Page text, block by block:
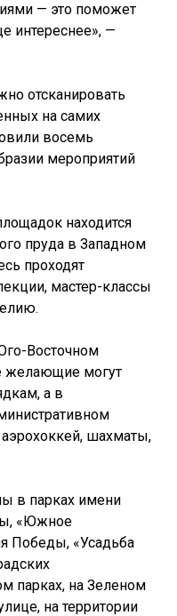
— это поможет
интереснее», —
отсканировать
на самих
восемь
меро­приятий
находится
пруда в Западном
проходят
мастер-классы
Восточном
желающие могут
а в
шахматы,
в парках имени
«Южное
Победы, «Усадьба
парках, на Зеленом
на территории